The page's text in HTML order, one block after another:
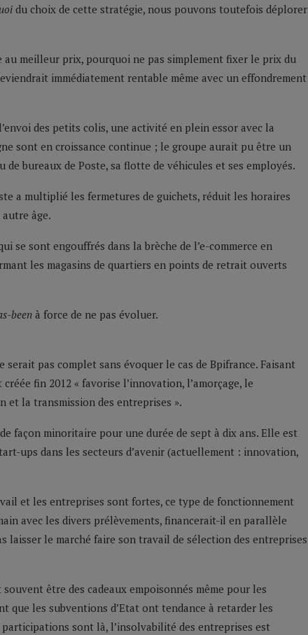
du choix de cette stratégie, nous pouvons toutefois déplorer
au meilleur prix, pourquoi ne pas simplement fixer le prix du
immédiatement rentable même avec un effondrement
des petits colis, une activité en plein essor avec la
sont en croissance continue ; le groupe aurait pu être un
bureaux de Poste, sa flotte de véhicules et ses employés.
a multiplié les fermetures de guichets, réduit les horaires
âge.
se sont engouffrés dans la brèche de l’e-commerce en
les magasins de quartiers en points de retrait ouverts
beenà force de ne pas évoluer.
serait pas complet sans évoquer le cas de Bpifrance. Faisant
fin 2012 « favorise l’innovation, l’amorçage, le
la transmission des entreprises ».
façon minoritaire pour une durée de sept à dix ans. Elle est
ups dans les secteurs d’avenir (actuellement : innovation,
et les entreprises sont fortes, ce type de fonctionnement
avec les divers prélèvements, financerait-il en parallèle
laisser le marché faire son travail de sélection des entreprises
être des cadeaux empoisonnés même pour les
que les subventions d’Etat ont tendance à retarder les
sont là, l’insolvabilité des entreprises est